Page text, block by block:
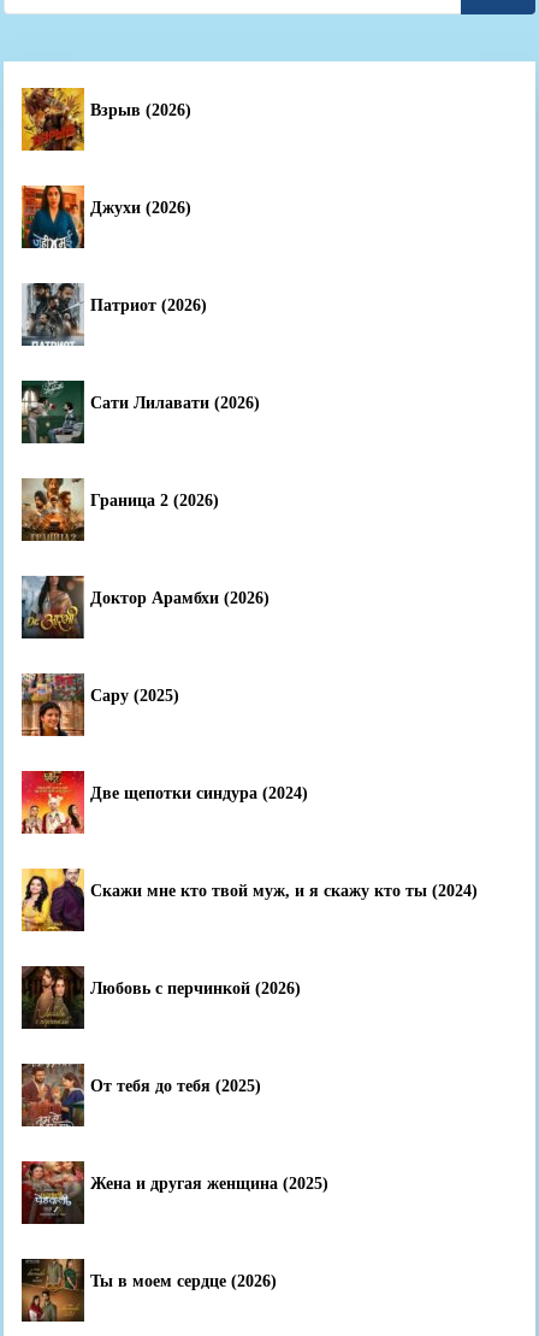
for:
Взрыв (2026)
Джухи (2026)
Патриот (2026)
Сати Лилавати (2026)
Граница 2 (2026)
Доктор Арамбхи (2026)
Сару (2025)
Две щепотки синдура (2024)
Скажи мне кто твой муж, и я скажу кто ты (2024)
Любовь с перчинкой (2026)
От тебя до тебя (2025)
Жена и другая женщина (2025)
Ты в моем сердце (2026)